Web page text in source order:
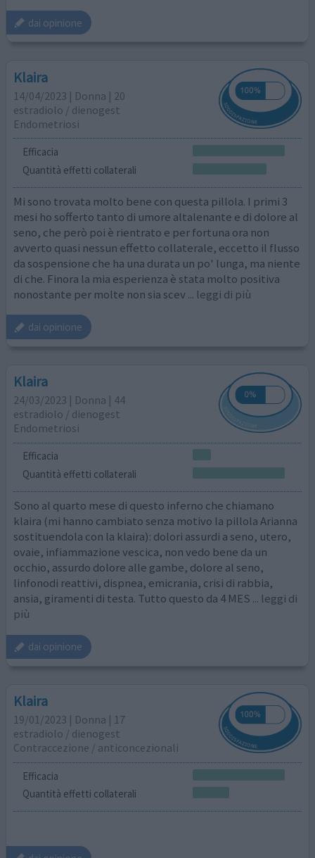
dai opinione
Klaira
14/04/2023 | Donna | 20
estradiolo / dienogest
Endometriosi
Efficacia
Quantità effetti collaterali
Mi sono trovata molto bene con questa pillola. I primi 3
mesi ho sofferto tanto di umore altalenante e di dolore al
seno, che però poi è rientrato e per fortuna ora non
avverto quasi nessun effetto collaterale, eccetto il flusso
da sospensione che ha una durata un po' lunga, ma niente
di che. Finora la mia esperienza è stata molto positiva
nonostante per molte non sia scev ... leggi di più
dai opinione
Klaira
24/03/2023 | Donna | 44
estradiolo / dienogest
Endometriosi
Efficacia
Quantità effetti collaterali
Sono al quarto mese di questo inferno che chiamano
klaira (mi hanno cambiato senza motivo la pillola Arianna
sostituendola con la klaira): dolori assurdi a seno, utero,
ovaie, infiammazione vescica, non vedo bene da un
occhio, assurdo dolore alle gambe, dolore al seno,
linfonodi reattivi, dispnea, emicrania, crisi di rabbia,
ansia, giramenti di testa. Tutto questo da 4 MES ... leggi di
più
dai opinione
Klaira
19/01/2023 | Donna | 17
estradiolo / dienogest
Contraccezione / anticoncezionali
Efficacia
Quantità effetti collaterali